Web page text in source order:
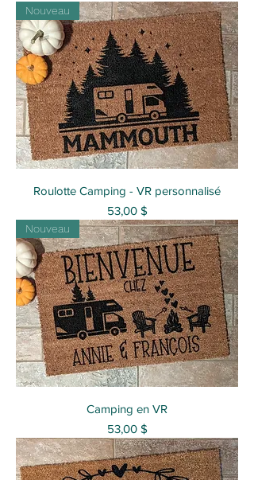
Nouveau
Roulotte Camping - VR personnalisé
Prix
53,00 $
Nouveau
Camping en VR
Prix
53,00 $